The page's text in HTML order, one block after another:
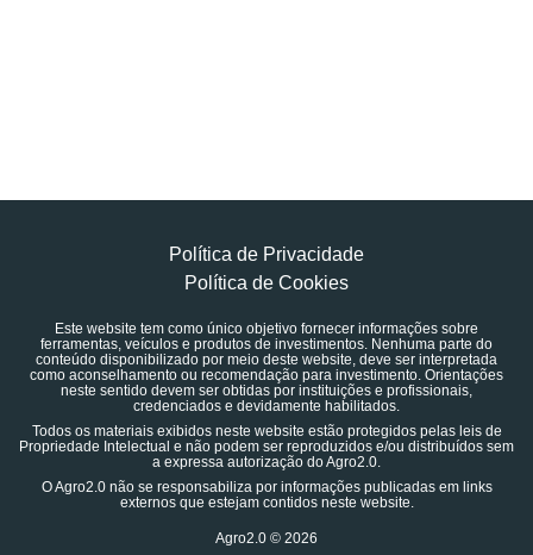
Política de Privacidade
Política de Cookies
Este website tem como único objetivo fornecer informações sobre
ferramentas, veículos e produtos de investimentos. Nenhuma parte do
conteúdo disponibilizado por meio deste website, deve ser interpretada
como aconselhamento ou recomendação para investimento. Orientações
neste sentido devem ser obtidas por instituições e profissionais,
credenciados e devidamente habilitados.
Todos os materiais exibidos neste website estão protegidos pelas leis de
Propriedade Intelectual e não podem ser reproduzidos e/ou distribuídos sem
a expressa autorização do Agro2.0.
O Agro2.0 não se responsabiliza por informações publicadas em links
externos que estejam contidos neste website.
Agro2.0 © 2026